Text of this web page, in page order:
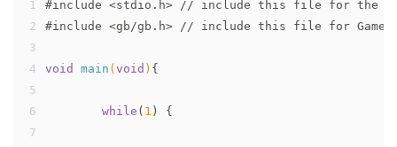
1
2
3
4
5
6
7
#include <stdio.h> // include this file for the
#include <gb/gb.h> // include this file for Game
void main ( void ) {
while ( 1 ) {